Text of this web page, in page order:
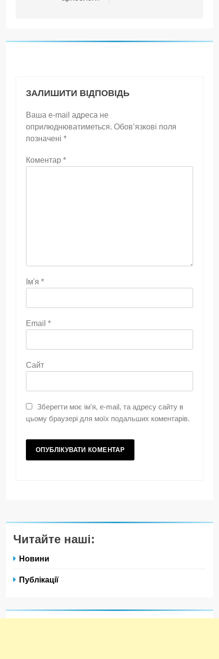
ЗАЛИШИТИ ВІДПОВІДЬ
Ваша e-mail адреса не
оприлюднюватиметься. Обов’язкові поля
позначені *
Коментар *
Ім'я *
Email *
Сайт
Зберегти моє ім'я, e-mail, та адресу сайту в
цьому браузері для моїх подальших коментарів.
Читайте наші:
Новини
Публікації